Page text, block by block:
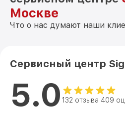
(восстановление) 4K Max 3-24x50
Москве
Что о нас думают наши
Сервисный центр
5.0 132 отзыва 409